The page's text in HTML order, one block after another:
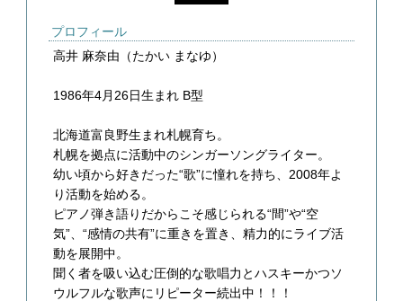
プロフィール
高井 麻奈由（たかい まなゆ）
1986年4月26日生まれ B型
北海道富良野生まれ札幌育ち。
札幌を拠点に活動中のシンガーソングライター。
幼い頃から好きだった“歌”に憧れを持ち、2008年よ
り活動を始める。
ピアノ弾き語りだからこそ感じられる“間”や“空
気”、“感情の共有”に重きを置き、精力的にライブ活
動を展開中。
聞く者を吸い込む圧倒的な歌唱力とハスキーかつソ
ウルフルな歌声にリピーター続出中！！！